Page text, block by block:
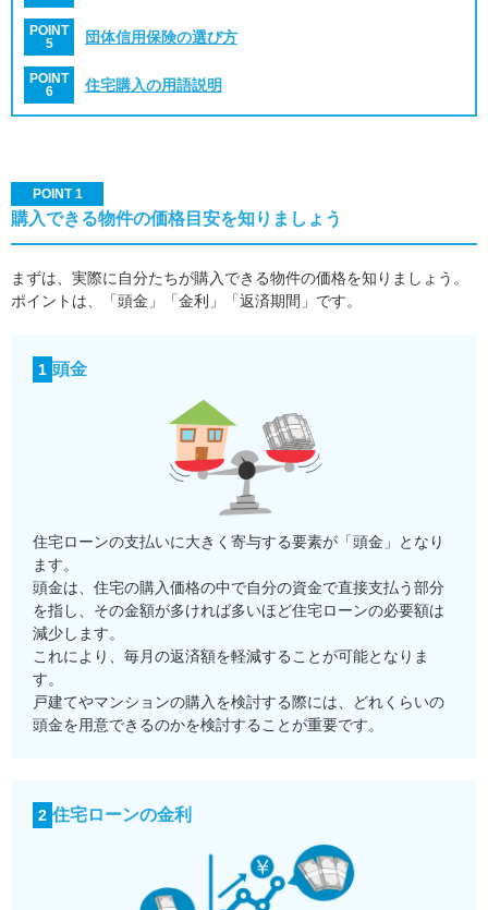
POINT
5
団体信用保険の選び方
POINT
6
住宅購入の用語説明
POINT 1
購入できる物件の価格目安を知りましょう
まずは、実際に自分たちが購入できる物件の価格を知りましょう。
ポイントは、「頭金」「金利」「返済期間」です。
1 頭金
住宅ローンの支払いに大きく寄与する要素が「頭金」となり
ます。
頭金は、住宅の購入価格の中で自分の資金で直接支払う部分
を指し、その金額が多ければ多いほど住宅ローンの必要額は
減少します。
これにより、毎月の返済額を軽減することが可能となりま
す。
戸建てやマンションの購入を検討する際には、どれくらいの
頭金を用意できるのかを検討することが重要です。
2 住宅ローンの金利